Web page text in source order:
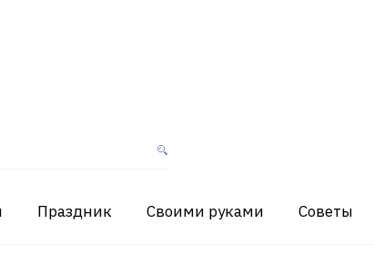
Праздник Своими руками Советы